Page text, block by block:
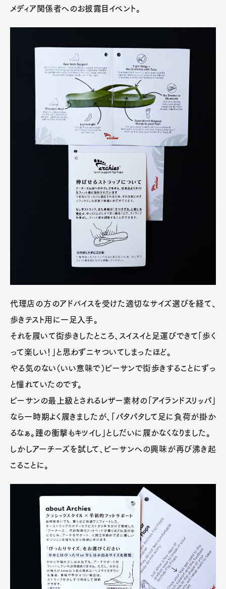
Official Columnist
About
Pen Meet
Pen international
メディア関係者へのお披露目イベント。
代理店の方のアドバイスを受けた適切なサイズ選びを経て、
歩きテスト用に一足入手。
それを履いて街歩きしたところ、スイスイと足運びできて「歩く
って楽しい！」と思わずニヤついてしまったほど。
やる気のない（いい意味で）ビーサンで街歩きすることにずっ
と憧れていたのです。
ビーサンの最上級とされるレザー素材の「アイランドスリッパ」
なら一時期よく履きましたが、「パタパタして足に負荷が掛か
るなぁ。踵の衝撃もキツイし」としだいに履かなくなりました。
しかしアーチーズを試して、ビーサンへの興味が再び沸き起
こることに。